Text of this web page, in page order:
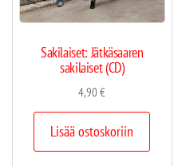
Sakilaiset: Jätkäsaaren
sakilaiset (CD)
4,90€
Lisää ostoskoriin